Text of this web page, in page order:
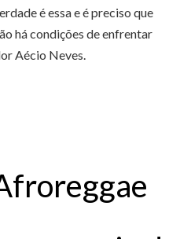
é essa e é preciso que
há condições de enfrentar
Aécio Neves.